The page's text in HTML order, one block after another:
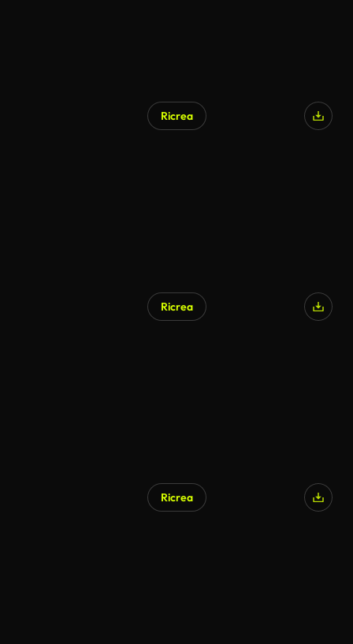
Ricrea
Ricrea
Ricrea